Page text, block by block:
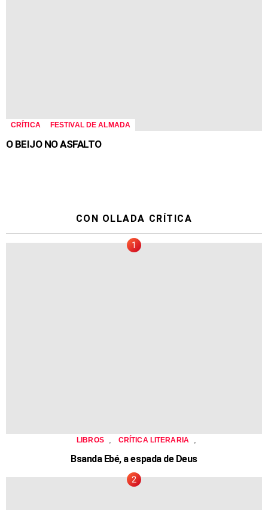
CRÍTICA FESTIVAL DE ALMADA
O BEIJO NO ASFALTO
CON OLLADA CRÍTICA
LIBROS CRÍTICA LITERARIA
Bsanda Ebé, a espada de Deus